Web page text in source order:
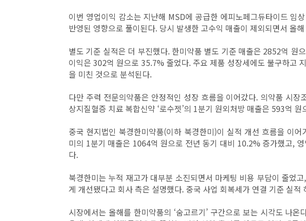
이번 영업이익 감소는 지난해 MSD에 공급한 에피노페그듀타이드 임
반영된 영향으로 풀이된다. 당시 발생한 고수익 매출이 제외되면서 올
별도 기준 실적은 더 부진했다. 한미약품 별도 기준 매출은 2852억 원
이익은 302억 원으로 35.7% 줄었다. 주요 제품 성장세에도 불구하고
을 미친 것으로 분석된다.
다만 주력 전문의약품은 안정적인 성장 흐름을 이어갔다. 의약품 시
상지질혈증 치료 복합신약 ‘로수젯’의 1분기 원외처방 매출은 593억
중국 현지법인 북경한미약품(이하 북경한미)이 실적 개선 흐름을 이
미의 1분기 매출은 1064억 원으로 전년 동기 대비 10.2% 증가했고,
다.
북경한미는 누적 재고가 대부분 소진되면서 마케팅 비용 부담이 줄었
게 개선됐다고 회사 측은 설명했다. 중국 사업 회복세가 연결 기준 실적
시장에서는 올해를 한미약품의 ‘숨고르기’ 구간으로 보는 시각도 나